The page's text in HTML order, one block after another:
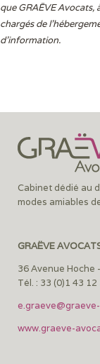
que GRAËVE Avocats,
chargés de
d’information.
Cabinet dédié au
modes amiables
GRAËVE
36 Avenue Hoche
Tél. : 33 (0)1 43
www.graeve-